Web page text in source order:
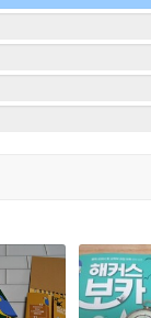
암기장 + 누적 테
과 기분
생각과 표현